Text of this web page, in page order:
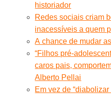
historiador
Redes sociais criam
inacessíveis a quem
A chance de mudar
“Filhos pré-
caros pais,
Alberto Pellai
Em vez de